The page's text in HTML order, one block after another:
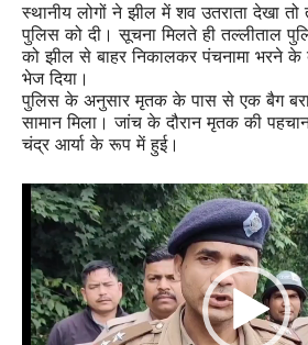
स्थानीय लोगों ने झील में शव उतराता देखा
पुलिस को दी। सूचना मिलते ही तल्लीताल
को झील से बाहर निकालकर पंचनामा भरने के
भेज दिया।
पुलिस के अनुसार मृतक के पास से एक बैग
सामान मिला। जांच के दौरान मृतक की
चंद्र आर्या के रूप में हुई।
Video
Player